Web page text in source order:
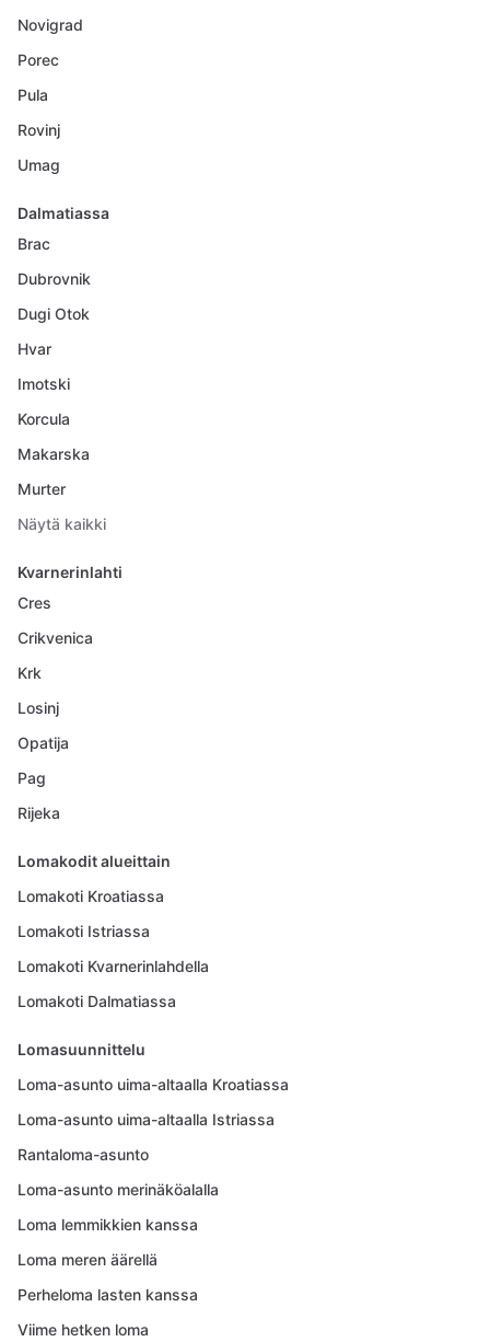
Novigrad
Porec
Pula
Rovinj
Umag
Dalmatiassa
Brac
Dubrovnik
Dugi Otok
Hvar
Imotski
Korcula
Makarska
Murter
Näytä kaikki
Kvarnerinlahti
Cres
Crikvenica
Krk
Losinj
Opatija
Pag
Rijeka
Lomakodit alueittain
Lomakoti Kroatiassa
Lomakoti Istriassa
Lomakoti Kvarnerinlahdella
Lomakoti Dalmatiassa
Lomasuunnittelu
Loma-asunto uima-altaalla Kroatiassa
Loma-asunto uima-altaalla Istriassa
Rantaloma-asunto
Loma-asunto merinäköalalla
Loma lemmikkien kanssa
Loma meren äärellä
Perheloma lasten kanssa
Viime hetken loma